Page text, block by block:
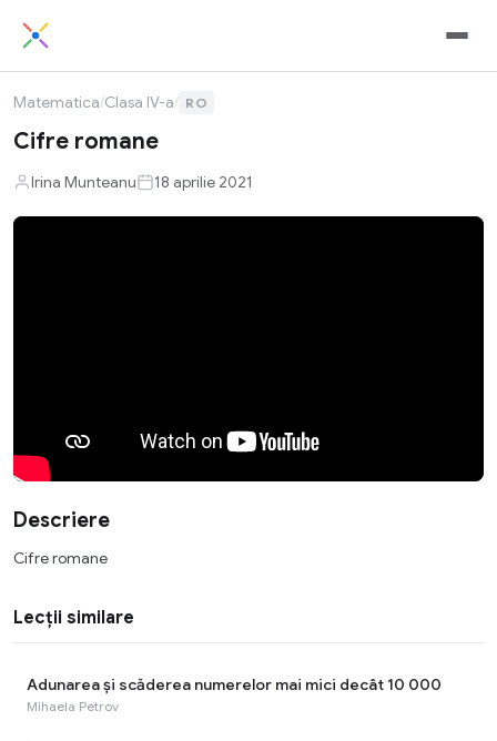
Matematica/Clasa IV-a/ RO
Cifre romane
Irina Munteanu 18 aprilie 2021
Descriere
Cifre romane
Lecții similare
Adunarea și scăderea numerelor mai mici decât 10 000
Mihaela Petrov